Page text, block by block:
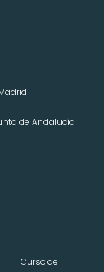
de Andalucía
Curso de